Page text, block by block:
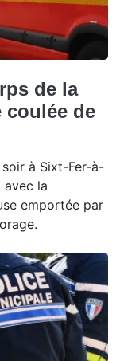
de la
coulée de
à Sixt-Fer-à-
avec la
emportée par